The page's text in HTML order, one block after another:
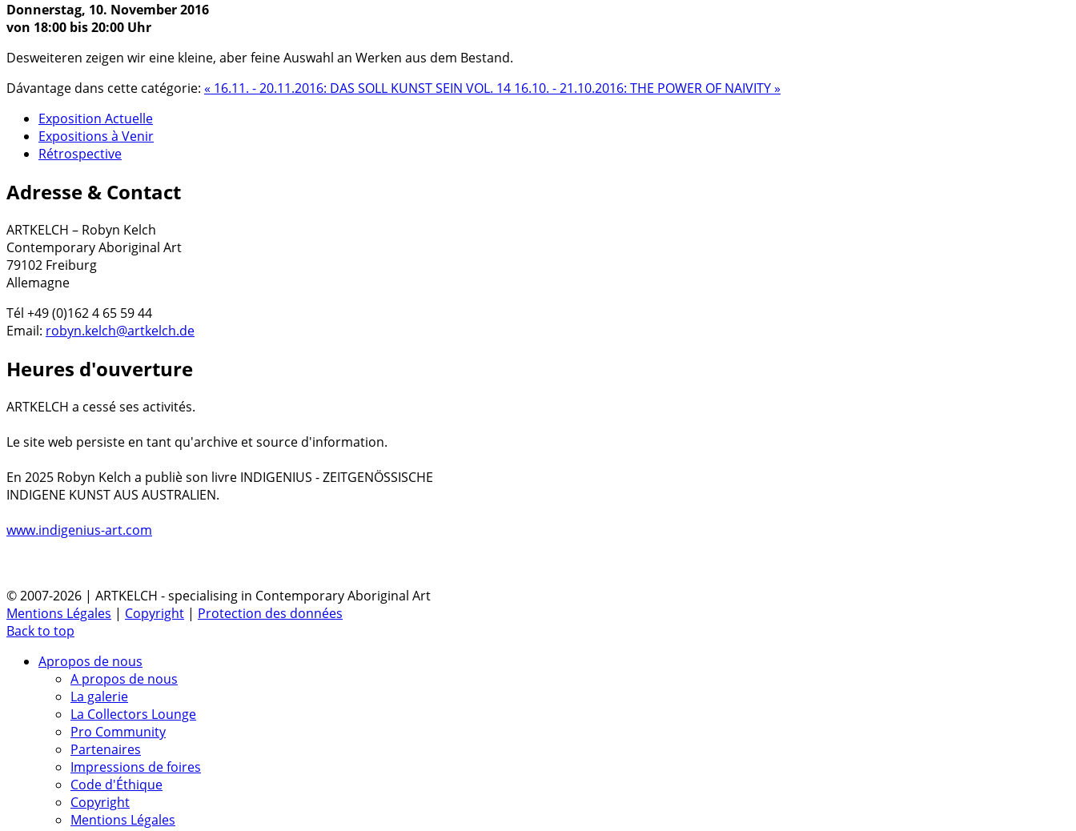
Donnerstag, 10. November 2016
von 18:00 bis 20:00 Uhr
Desweiteren zeigen wir eine kleine, aber feine Auswahl an Werken aus dem Bestand.
Dávantage dans cette catégorie: « 16.11. - 20.11.2016: DAS SOLL KUNST SEIN VOL. 14 16.10. - 21.10.2016: THE POWER OF NAIVITY »
Exposition Actuelle
Expositions à Venir
Rétrospective
Adresse & Contact
ARTKELCH – Robyn Kelch
Contemporary Aboriginal Art
79102 Freiburg
Allemagne
Tél +49 (0)162 4 65 59 44
Email: robyn.kelch@artkelch.de
Heures d'ouverture
ARTKELCH a cessé ses activités.
Le site web persiste en tant qu'archive et source d'information.
En 2025 Robyn Kelch a publiè son livre INDIGENIUS - ZEITGENÖSSISCHE
INDIGENE KUNST AUS AUSTRALIEN.
www.indigenius-art.com
© 2007-2026 | ARTKELCH - specialising in Contemporary Aboriginal Art
Mentions Légales | Copyright | Protection des données
Back to top
Apropos de nous
A propos de nous
La galerie
La Collectors Lounge
Pro Community
Partenaires
Impressions de foires
Code d'Éthique
Copyright
Mentions Légales